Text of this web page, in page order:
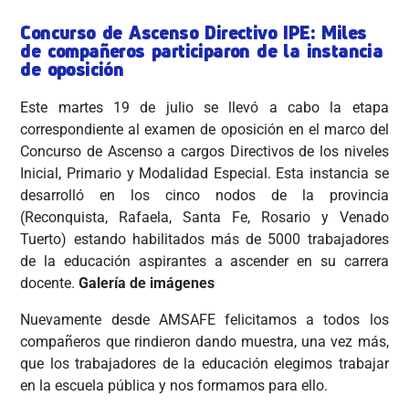
Concurso de Ascenso Directivo IPE: Miles
de compañeros participaron de la instancia
de oposición
Este martes 19 de julio se llevó a cabo la etapa
correspondiente al examen de oposición en el marco del
Concurso de Ascenso a cargos Directivos de los niveles
Inicial, Primario y Modalidad Especial. Esta instancia se
desarrolló en los cinco nodos de la provincia
(Reconquista, Rafaela, Santa Fe, Rosario y Venado
Tuerto) estando habilitados más de 5000 trabajadores
de la educación aspirantes a ascender en su carrera
docente.Galería de imágenes
Nuevamente desde AMSAFE felicitamos a todos los
compañeros que rindieron dando muestra, una vez más,
que los trabajadores de la educación elegimos trabajar
en la escuela pública y nos formamos para ello.